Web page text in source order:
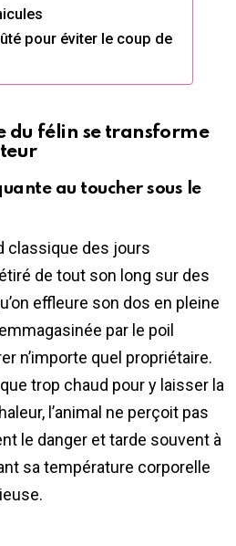
pour éviter le coup de
du félin se transforme
au toucher sous le
classique des jours
de tout son long sur des
effleure son dos en pleine
par le poil
n’importe quel propriétaire.
trop chaud pour y laisser la
l’animal ne perçoit pas
le danger et tarde souvent à
sa température corporelle